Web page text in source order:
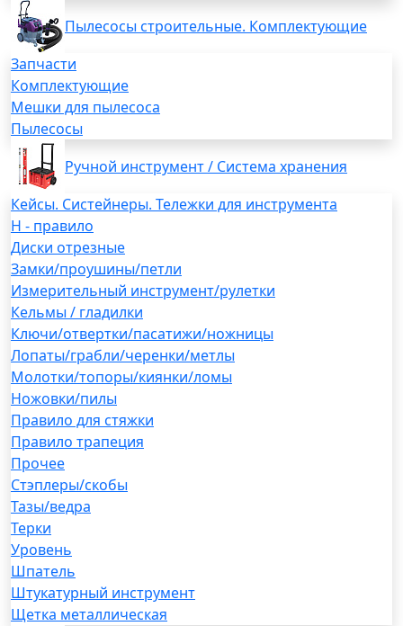
Пылесосы строительные. Комплектующие
Запчасти
Комплектующие
Мешки для пылесоса
Пылесосы
Ручной инструмент / Система хранения
Кейсы. Систейнеры. Тележки для инструмента
H - правило
Диски отрезные
Замки/проушины/петли
Измерительный инструмент/рулетки
Кельмы / гладилки
Ключи/отвертки/пасатижи/ножницы
Лопаты/грабли/черенки/метлы
Молотки/топоры/киянки/ломы
Ножовки/пилы
Правило для стяжки
Правило трапеция
Прочее
Стэплеры/скобы
Тазы/ведра
Терки
Уровень
Шпатель
Штукатурный инструмент
Щетка металлическая